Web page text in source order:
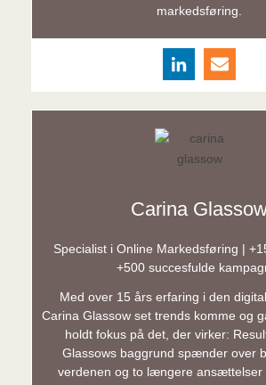
markedsføring.
Carina
Specialist i Online Markedsføring |
+500 succesfulde
Med over 15 års erfaring i den
Carina Glassow set trends komme og
holdt fokus på det, der virker:
Glassows baggrund spænder over
verdenen og to længere ansættelser